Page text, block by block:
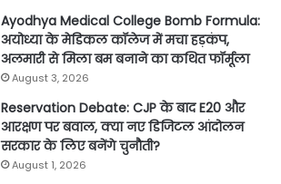
Ayodhya Medical College Bomb Formula:
अयोध्या के मेडिकल कॉलेज में मचा हड़कंप,
अलमारी से मिला बम बनाने का कथित फॉर्मूला
August 3, 2026
Reservation Debate: CJP के बाद E20 और
आरक्षण पर बवाल, क्या नए डिजिटल आंदोलन
सरकार के लिए बनेंगे चुनौती?
August 1, 2026